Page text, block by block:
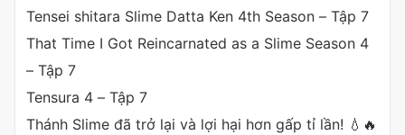
Tensei shitara Slime Datta Ken 4th Season – Tập 7
That Time I Got Reincarnated as a Slime Season 4
– Tập 7
Tensura 4 – Tập 7
Thánh Slime đã trở lại và lợi hại hơn gấp tỉ lần! 💧🔥